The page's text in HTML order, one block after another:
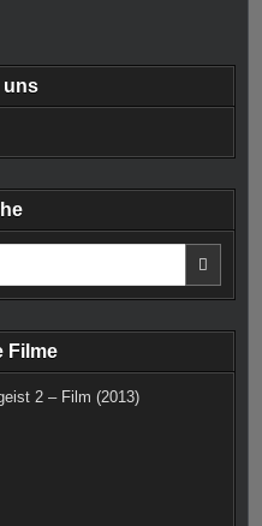
uns
Filme
2 – Film (2013)